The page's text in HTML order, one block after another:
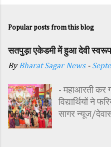
Popular posts from this blog
सतपुड़ा एकेडमी में हुआ देवी
ByBharat Sagar News -
- महाआरती कर
विद्यार्थियों ने
सागर न्यूज/
पावन अवसर